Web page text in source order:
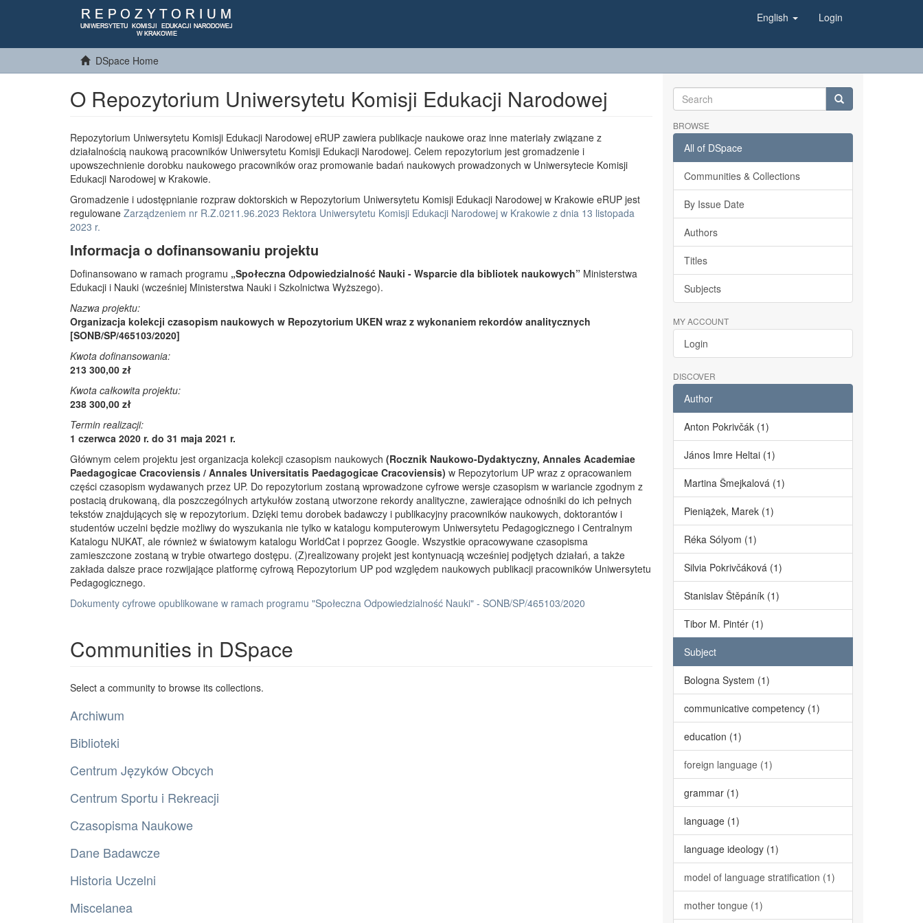
English Login
DSpace Home
O Repozytorium Uniwersytetu Komisji Edukacji Narodowej
Repozytorium Uniwersytetu Komisji Edukacji Narodowej eRUP zawiera publikacje naukowe oraz inne materiały związane z
działalnością naukową pracowników Uniwersytetu Komisji Edukacji Narodowej. Celem repozytorium jest gromadzenie i
upowszechnienie dorobku naukowego pracowników oraz promowanie badań naukowych prowadzonych w Uniwersytecie Komisji
Edukacji Narodowej w Krakowie.
Gromadzenie i udostępnianie rozpraw doktorskich w Repozytorium Uniwersytetu Komisji Edukacji Narodowej w Krakowie eRUP jest
regulowane Zarządzeniem nr R.Z.0211.96.2023 Rektora Uniwersytetu Komisji Edukacji Narodowej w Krakowie z dnia 13 listopada
2023 r.
Informacja o dofinansowaniu projektu
Dofinansowano w ramach programu „Społeczna Odpowiedzialność Nauki - Wsparcie dla bibliotek naukowych” Ministerstwa
Edukacji i Nauki (wcześniej Ministerstwa Nauki i Szkolnictwa Wyższego).
Nazwa projektu:
Organizacja kolekcji czasopism naukowych w Repozytorium UKEN wraz z wykonaniem rekordów analitycznych
[SONB/SP/465103/2020]
Kwota dofinansowania:
213 300,00 zł
Kwota całkowita projektu:
238 300,00 zł
Termin realizacji:
1 czerwca 2020 r. do 31 maja 2021 r.
Głównym celem projektu jest organizacja kolekcji czasopism naukowych (Rocznik Naukowo-Dydaktyczny, Annales Academiae
Paedagogicae Cracoviensis / Annales Universitatis Paedagogicae Cracoviensis) w Repozytorium UP wraz z opracowaniem
części czasopism wydawanych przez UP. Do repozytorium zostaną wprowadzone cyfrowe wersje czasopism w wariancie zgodnym z
postacią drukowaną, dla poszczególnych artykułów zostaną utworzone rekordy analityczne, zawierające odnośniki do ich pełnych
tekstów znajdujących się w repozytorium. Dzięki temu dorobek badawczy i publikacyjny pracowników naukowych, doktorantów i
studentów uczelni będzie możliwy do wyszukania nie tylko w katalogu komputerowym Uniwersytetu Pedagogicznego i Centralnym
Katalogu NUKAT, ale również w światowym katalogu WorldCat i poprzez Google. Wszystkie opracowywane czasopisma
zamieszczone zostaną w trybie otwartego dostępu. (Z)realizowany projekt jest kontynuacją wcześniej podjętych działań, a także
zakłada dalsze prace rozwijające platformę cyfrową Repozytorium UP pod względem naukowych publikacji pracowników Uniwersytetu
Pedagogicznego.
Dokumenty cyfrowe opublikowane w ramach programu "Społeczna Odpowiedzialność Nauki" - SONB/SP/465103/2020
Communities in DSpace
Select a community to browse its collections.
Archiwum
Biblioteki
Centrum Języków Obcych
Centrum Sportu i Rekreacji
Czasopisma Naukowe
Dane Badawcze
Historia Uczelni
Miscelanea
BROWSE
All of DSpace
Communities & Collections
By Issue Date
Authors
Titles
Subjects
MY ACCOUNT
Login
DISCOVER
Author
Anton Pokrivčák (1)
János Imre Heltai (1)
Martina Šmejkalová (1)
Pieniążek, Marek (1)
Réka Sólyom (1)
Silvia Pokrivčáková (1)
Stanislav Štěpáník (1)
Tibor M. Pintér (1)
Subject
Bologna System (1)
communicative competency (1)
education (1)
foreign language (1)
grammar (1)
language (1)
language ideology (1)
model of language stratification (1)
mother tongue (1)